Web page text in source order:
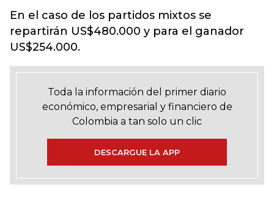
En el caso de los partidos mixtos se
repartirán US$480.000 y para el ganador
US$254.000.
Toda la información del primer diario
económico, empresarial y financiero de
Colombia a tan solo un clic
DESCARGUE LA APP